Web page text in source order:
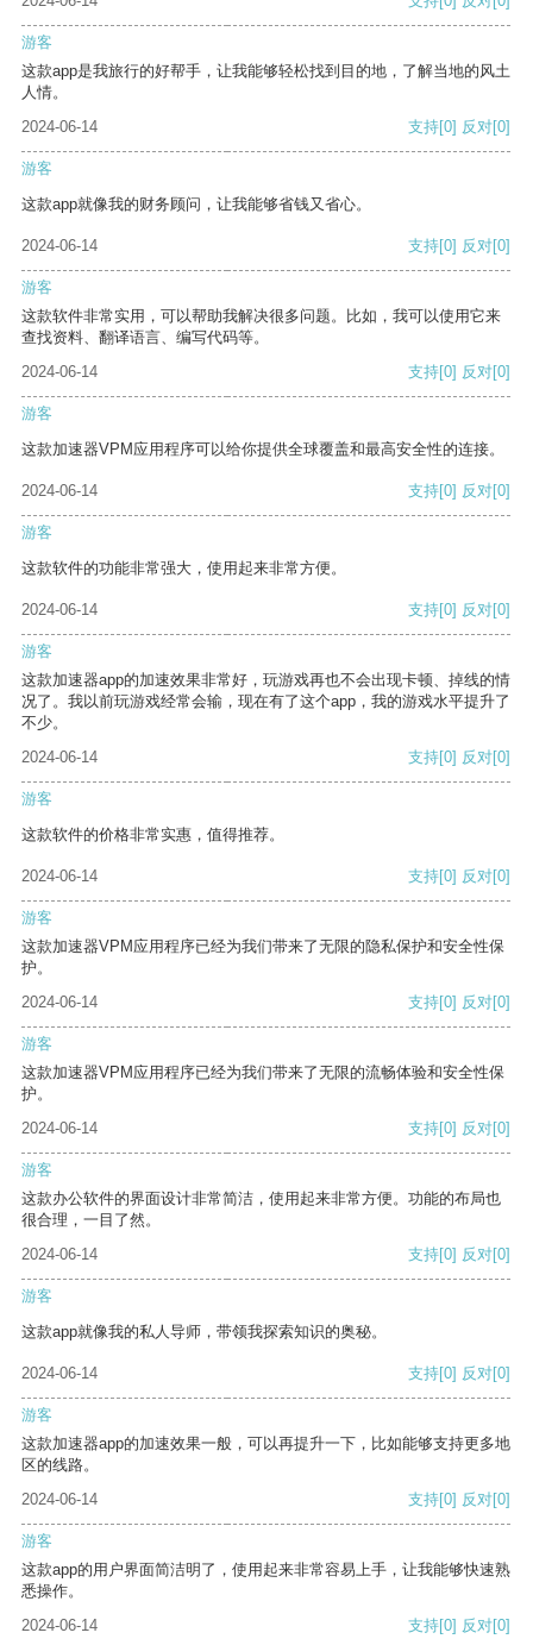
游客
这款app是我旅行的好帮手，让我能够轻松找到目的地，了解当地的风土
人情。
2024-06-14
支持[0] 反对[0]
游客
这款app就像我的财务顾问，让我能够省钱又省心。
2024-06-14 支持[0] 反对[0]
游客
这款软件非常实用，可以帮助我解决很多问题。比如，我可以使用它来
查找资料、翻译语言、编写代码等。
2024-06-14
支持[0] 反对[0]
游客
这款加速器VPM应用程序可以给你提供全球覆盖和最高安全性的连接。
2024-06-14 支持[0] 反对[0]
游客
这款软件的功能非常强大，使用起来非常方便。
2024-06-14 支持[0] 反对[0]
游客
这款加速器app的加速效果非常好，玩游戏再也不会出现卡顿、掉线的情
况了。我以前玩游戏经常会输，现在有了这个app，我的游戏水平提升了
不少。
2024-06-14
支持[0] 反对[0]
游客
这款软件的价格非常实惠，值得推荐。
2024-06-14 支持[0] 反对[0]
游客
这款加速器VPM应用程序已经为我们带来了无限的隐私保护和安全性保
护。
2024-06-14
支持[0] 反对[0]
游客
这款加速器VPM应用程序已经为我们带来了无限的流畅体验和安全性保
护。
2024-06-14
支持[0] 反对[0]
游客
这款办公软件的界面设计非常简洁，使用起来非常方便。功能的布局也
很合理，一目了然。
2024-06-14
支持[0] 反对[0]
游客
这款app就像我的私人导师，带领我探索知识的奥秘。
2024-06-14 支持[0] 反对[0]
游客
这款加速器app的加速效果一般，可以再提升一下，比如能够支持更多地
区的线路。
2024-06-14
支持[0] 反对[0]
游客
这款app的用户界面简洁明了，使用起来非常容易上手，让我能够快速熟
悉操作。
2024-06-14
支持[0] 反对[0]